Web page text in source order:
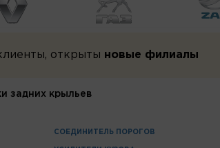
открыты новые филиалы
задних крыльев
СОЕДИНИТЕЛЬ ПОРОГОВ